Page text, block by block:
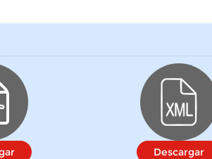
Descargar